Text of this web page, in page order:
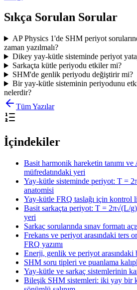
Sıkça Sorulan Sorular
AP Physics 1'de SHM periyot
zaman yazılmalı?
Dikey yay-kütle sisteminde periyot
Sarkaçta kütle periyodu etkiler mi?
SHM'de genlik periyodu değiştirir mi?
Bir yay-kütle sisteminin periyodunu
nelerdir?
Tüm Yazılar
İçindekiler
Basit harmonik hareketin tanımı ve
müfredatındaki yeri
Yay-kütle sisteminde periyot: T =
anatomisi
Yay-kütle FRQ taslağı için kontrol
Basit sarkaçta periyot: T = 2π√(L/g)
yeri
Sarkaç sorularında sınav formatı
Frekans ve periyot arasındaki ters
FRQ yazımı
Enerji, genlik ve periyot arasındaki
SHM soru tipleri ve puanlama
Yay-kütle ve sarkaç sistemlerinin
Bileşik SHM sistemleri: iki yay bir